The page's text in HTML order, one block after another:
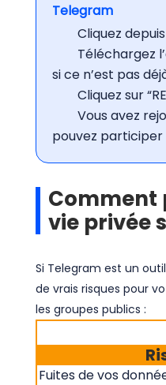
Telegram
Cliquez
Téléchargez
si ce n’est pas
Cliquez sur
Vous avez
pouvez participer
Comment
vie privée
Si Telegram est un
de vrais risques pour
les groupes publics :
Fuites de vos